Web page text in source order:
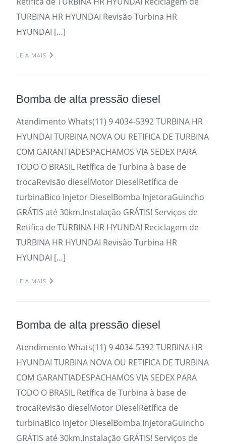
TURBINA HR HYUNDAI Revisão Turbina HR
HYUNDAI […]
LEIA MAIS
Bomba de alta pressão diesel
Atendimento Whats(11) 9 4034-5392 TURBINA HR
HYUNDAI TURBINA NOVA OU RETIFICA DE TURBINA
COM GARANTIADESPACHAMOS VIA SEDEX PARA
TODO O BRASIL Retífica de Turbina à base de
trocaRevisão dieselMotor DieselRetífica de
turbinaBico Injetor DieselBomba InjetoraGuincho
GRÁTIS até 30km.Instalação GRÁTIS! Serviços de
Retifica de TURBINA HR HYUNDAI Reciclagem de
TURBINA HR HYUNDAI Revisão Turbina HR
HYUNDAI […]
LEIA MAIS
Bomba de alta pressão diesel
Atendimento Whats(11) 9 4034-5392 TURBINA HR
HYUNDAI TURBINA NOVA OU RETIFICA DE TURBINA
COM GARANTIADESPACHAMOS VIA SEDEX PARA
TODO O BRASIL Retífica de Turbina à base de
trocaRevisão dieselMotor DieselRetífica de
turbinaBico Injetor DieselBomba InjetoraGuincho
GRÁTIS até 30km.Instalação GRÁTIS! Serviços de